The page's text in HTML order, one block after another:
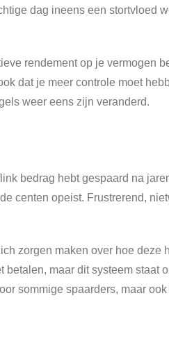
dag ineens een stortvloed
rendement op je vermogen
dat je meer controle moet
weer eens zijn veranderd.
bedrag hebt gespaard na
centen opeist. Frustrerend,
zorgen maken over hoe deze
maar dit systeem staat
sommige spaarders, maar